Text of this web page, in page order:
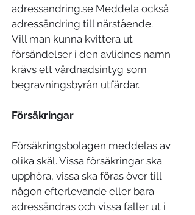
adressandring.se Meddela också
adressändring till närstående.
Vill man kunna kvittera ut
försändelser i den avlidnes namn
krävs ett vårdnadsintyg som
begravningsbyrån utfärdar.
Försäkringar
Försäkringsbolagen meddelas av
olika skäl. Vissa försäkringar ska
upphöra, vissa ska föras över till
någon efterlevande eller bara
adressändras och vissa faller ut i